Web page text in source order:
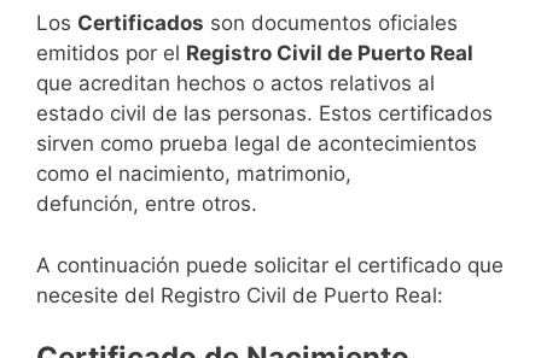
Los Certificados son documentos oficiales
emitidos por el Registro Civil de Puerto Real
que acreditan hechos o actos relativos al
estado civil de las personas. Estos certificados
sirven como prueba legal de acontecimientos
como el nacimiento, matrimonio,
defunción, entre otros.
A continuación puede solicitar el certificado que
necesite del Registro Civil de Puerto Real: